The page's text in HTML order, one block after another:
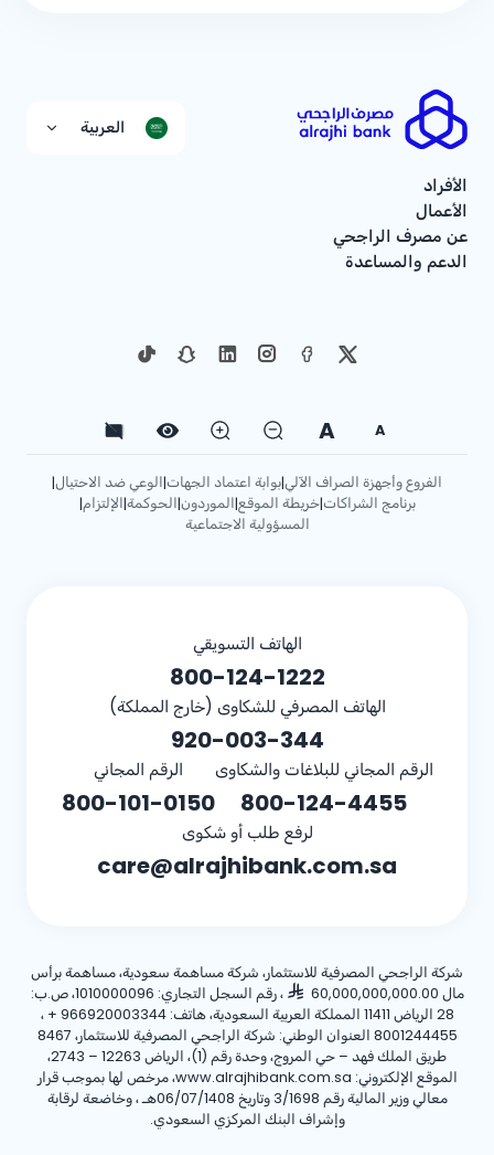
العربية
الأفراد
الأعمال
عن مصرف الراجحي
الدعم والمساعدة
A
A
الفروع وأجهزة الصراف الآلي|بوابة اعتماد الجهات|الوعي ضد الاحتيال|
برنامج الشراكات|خريطة الموقع|الموردون|الحوكمة|الإلتزام|
المسؤولية الاجتماعية
الهاتف التسويقي
800-124-1222
الهاتف المصرفي للشكاوى (خارج المملكة)
920-003-344
الرقم المجاني للبلاغات والشكاوى
800-124-4455
الرقم المجاني
800-101-0150
لرفع طلب أو شكوى
care@alrajhibank.com.sa
شركة الراجحي المصرفية للاستثمار، شركة مساهمة سعودية، مساهمة برأس
مال 60,000,000,000.00
، رقم السجل التجاري: 1010000096، ص.ب:
28 الرياض 11411 المملكة العربية السعودية، هاتف:
+ 966920003344 ،
8001244455 العنوان الوطني: شركة الراجحي المصرفية للاستثمار، 8467
طريق الملك فهد – حي المروج، وحدة رقم (1)، الرياض 12263 – 2743،
الموقع الإلكتروني: www.alrajhibank.com.sa، مرخص لها بموجب قرار
معالي وزير المالية رقم 3/1698 وتاريخ 06/07/1408هـ ، وخاضعة لرقابة
وإشراف البنك المركزي السعودي.